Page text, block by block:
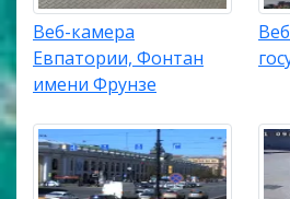
Веб-камера
Евпатории, Фонтан
имени Фрунзе